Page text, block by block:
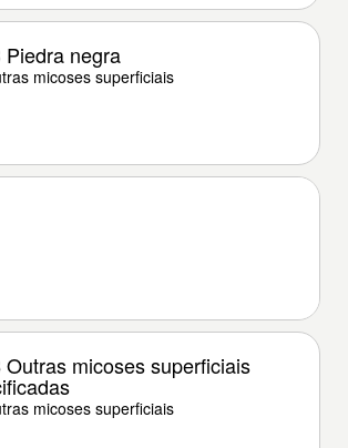
Piedra negra
micoses superficiais
Outras micoses superficiais
micoses superficiais